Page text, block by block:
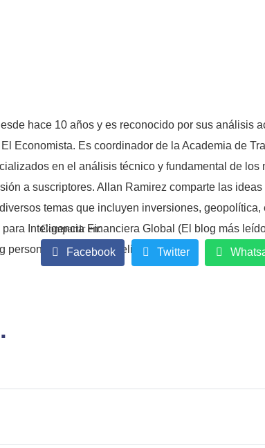
hace 10 años y es reconocido por sus análisis
Economista. Es coordinador de la Academia de
en el análisis técnico y fundamental de los
a suscriptores. Allan Ramirez comparte las
temas que incluyen inversiones,
Inteligencia Financiera Global (El blog más
personal Capitalista Inteligente.
Facebook Twitter